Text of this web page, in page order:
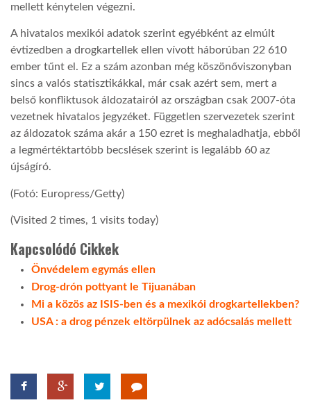
mellett kénytelen végezni.
A hivatalos mexikói adatok szerint egyébként az elmúlt
évtizedben a drogkartellek ellen vívott háborúban 22 610
ember tűnt el. Ez a szám azonban még köszönőviszonyban
sincs a valós statisztikákkal, már csak azért sem, mert a
belső konfliktusok áldozatairól az országban csak 2007-óta
vezetnek hivatalos jegyzéket. Független szervezetek szerint
az áldozatok száma akár a 150 ezret is meghaladhatja, ebből
a legmértéktartóbb becslések szerint is legalább 60 az
újságíró.
(Fotó: Europress/Getty)
(Visited 2 times, 1 visits today)
Kapcsolódó Cikkek
Önvédelem egymás ellen
Drog-drón pottyant le Tijuanában
Mi a közös az ISIS-ben és a mexikói drogkartellekben?
USA : a drog pénzek eltörpülnek az adócsalás mellett